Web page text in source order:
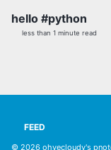
hello #python
less than 1 minute read
FEED
© 2026 ohyecloudy's